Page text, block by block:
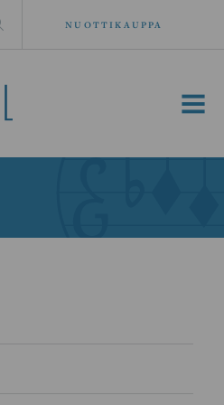
NUOTTIKAUPPA
MENU